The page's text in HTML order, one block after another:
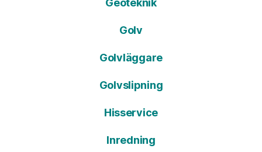
Golv
Golvläggare
Golvslipning
Hisservice
Inredning